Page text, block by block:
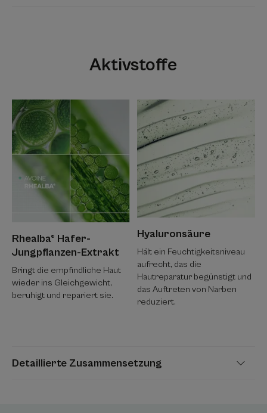
Aktivstoffe
Detaillierte Zusammensetzung
Rhealba® Hafer-
Jungpflanzen-Extrakt
Bringt die empfindliche Haut
wieder ins Gleichgewicht,
beruhigt und repariert sie.
Hyaluronsäure
Hält ein Feuchtigkeitsniveau
aufrecht, das die
Hautreparatur begünstigt und
das Auftreten von Narben
reduziert.